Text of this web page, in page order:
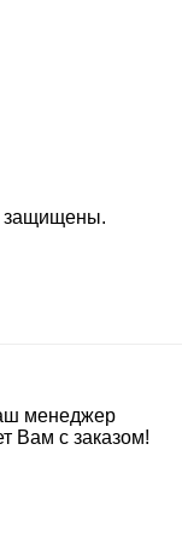
защищены.
менеджер
Вам с заказом!